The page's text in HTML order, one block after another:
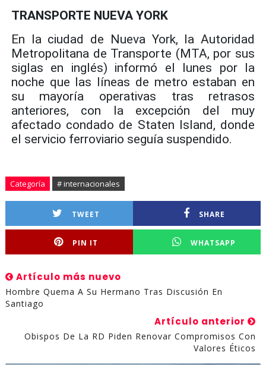
TRANSPORTE NUEVA YORK
En la ciudad de Nueva York, la Autoridad
Metropolitana de Transporte (MTA, por sus
siglas en inglés) informó el lunes por la
noche que las líneas de metro estaban en
su mayoría operativas tras retrasos
anteriores, con la excepción del muy
afectado condado de Staten Island, donde
el servicio ferroviario seguía suspendido.
Categoría # internacionales
TWEET SHARE
PIN IT WHATSAPP
Artículo más nuevo
Hombre Quema A Su Hermano Tras Discusión En
Santiago
Artículo anterior
Obispos De La RD Piden Renovar Compromisos Con
Valores Éticos